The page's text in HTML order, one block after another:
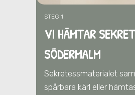
STEG 1
VI HÄMTAR
SÖDERMALM
Sekretessmaterialet
spårbara kärl eller